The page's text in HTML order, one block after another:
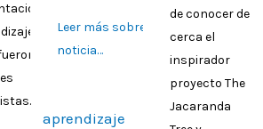
Leer más sobre esta
noticia…
de conocer de
cerca el
inspirador
proyecto The
Jacaranda